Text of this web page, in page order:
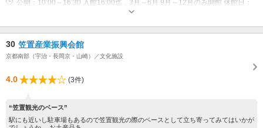
公開：10:00～16:30 入館16:00迄，3月～6月 9月～12月のみ開館 休館日：
月曜日(祝日の場合は翌日)、夏季、冬季
30 笠置産業振興会館
京都南部（宇治・長岡京・山崎）／文化施設
4.0 (3件)
“笠置観光のベース”
駅にも近いし駐車場もあるので笠置観光の際のベースとして立ち寄ってみてはいかが